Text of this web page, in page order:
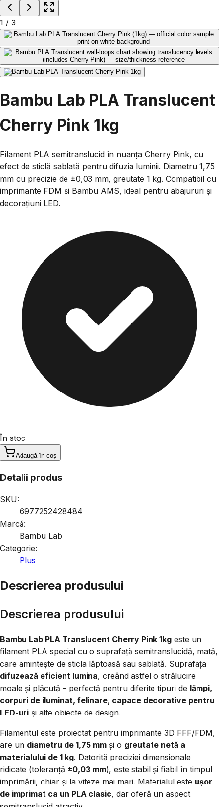
1 / 3
Bambu Lab PLA Translucent
Cherry Pink 1kg
Filament PLA semitranslucid în nuanța Cherry Pink, cu
efect de sticlă sablată pentru difuzia luminii. Diametru 1,75
mm cu precizie de ±0,03 mm, greutate 1 kg. Compatibil cu
imprimante FDM și Bambu AMS, ideal pentru abajururi și
decorațiuni LED.
În stoc
Adaugă în coș
Detalii produs
SKU:
6977252428484
Marcă:
Bambu Lab
Categorie:
Plus
Descrierea produsului
Descrierea produsului
Bambu Lab PLA Translucent Cherry Pink 1kg este un
filament PLA special cu o suprafață semitranslucidă, mată,
care amintește de sticla lăptoasă sau sablată. Suprafața
difuzează eficient lumina, creând astfel o strălucire
moale și plăcută – perfectă pentru diferite tipuri de lămpi,
corpuri de iluminat, felinare, capace decorative pentru
LED-uri și alte obiecte de design.
Filamentul este proiectat pentru imprimante 3D FFF/FDM,
are un diametru de 1,75 mm și o greutate netă a
materialului de 1 kg. Datorită preciziei dimensionale
ridicate (toleranță ±0,03 mm), este stabil și fiabil în timpul
imprimării, chiar și la viteze mai mari. Materialul este ușor
de imprimat ca un PLA clasic, dar oferă un aspect